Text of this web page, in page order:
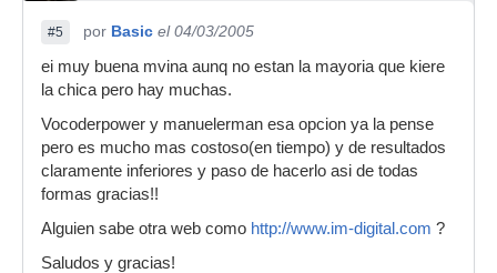
#5 por Basic el 04/03/2005
ei muy buena mvina aunq no estan la mayoria que kiere
la chica pero hay muchas.
Vocoderpower y manuelerman esa opcion ya la pense
pero es mucho mas costoso(en tiempo) y de resultados
claramente inferiores y paso de hacerlo asi de todas
formas gracias!!
Alguien sabe otra web como http://www.im-digital.com ?
Saludos y gracias!